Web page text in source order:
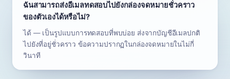
ฉันสามารถส่งอีเมลทดสอบไปยังกล่องจดหมายชั่วคราว
ของตัวเองได้หรือไม่?
ได้ — เป็นรูปแบบการทดสอบที่พบบ่อย ส่งจากบัญชีอีเมลปกติ
ไปยังที่อยู่ชั่วคราว ข้อความปรากฏในกล่องจดหมายในไม่กี่
วินาที